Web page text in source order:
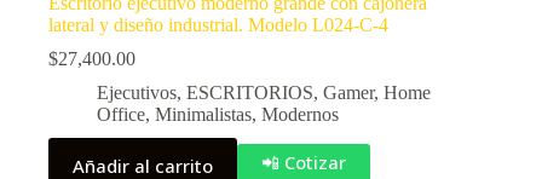
lateral y diseño industrial. Modelo L024-C-4
$27,400.00
Ejecutivos, ESCRITORIOS, Gamer, Home
Office, Minimalistas, Modernos
Añadir al carrito 📲 Cotizar